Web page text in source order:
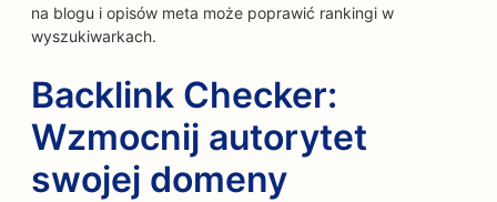
na blogu i opisów meta może poprawić rankingi w
wyszukiwarkach.
Backlink Checker:
Wzmocnij autorytet
swojej domeny